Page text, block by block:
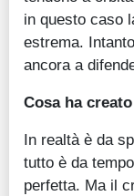
in questo caso
estrema.
ancora a
Cosa ha
In realtà è da
tutto è da
perfetta. Ma il